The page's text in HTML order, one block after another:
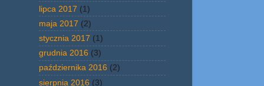
lipca 2017 (1)
maja 2017 (2)
stycznia 2017 (1)
grudnia 2016 (3)
października 2016 (2)
sierpnia 2016 (3)